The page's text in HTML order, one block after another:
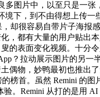
图片中，以至只是一张
境下，到不由得想上传
却很容易自带片子海
，都有大量的用户贴出
的表面变化视频。十分
？拉动展示图片的另一
偶物，妙鸭最初也推出
榜首。虽然 Remini 的
验。Remini 从打的是用